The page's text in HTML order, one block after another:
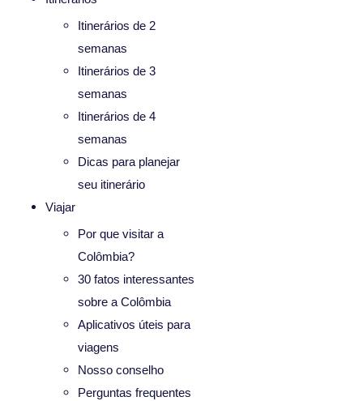
Itinerários de 2
semanas
Itinerários de 3
semanas
Itinerários de 4
semanas
Dicas para planejar
seu itinerário
Viajar
Por que visitar a
Colômbia?
30 fatos interessantes
sobre a Colômbia
Aplicativos úteis para
viagens
Nosso conselho
Perguntas frequentes